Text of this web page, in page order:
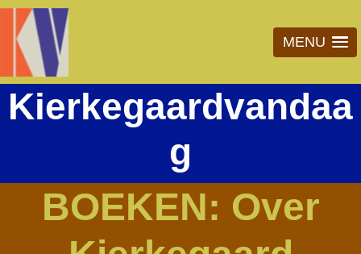
MENU
Kierkegaardvandaa
g
BOEKEN: Over